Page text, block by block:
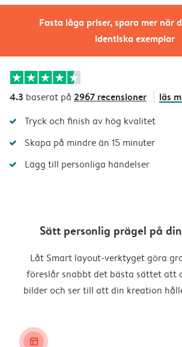
Fasta låga priser, spara mer när
identiska exemplar
4.3 baserat på 2967 recensioner läs
Tryck och finish av hög kvalitet
Skapa på mindre än 15 minuter
Lägg till personliga händelser
Sätt personlig prägel på
Låt Smart layout-verktyget göra
föreslår snabbt det bästa sättet att
bilder och ser till att din kreation
layout_alt